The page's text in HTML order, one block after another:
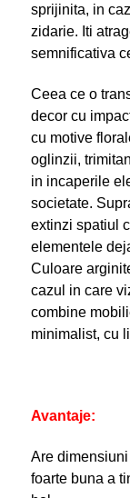
sprijinita, in
zidarie. Iti
semnificativa
Ceea ce o
decor cu
cu motive
oglinzii,
in incaperile
societate.
extinzi spatiul
elementele
Culoare
cazul in care
combine
minimalist, cu
Avantaje:
Are
foarte buna a